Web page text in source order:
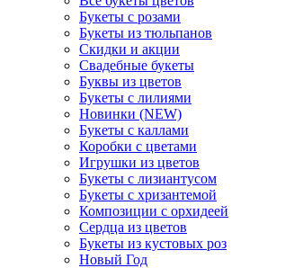
Букеты с розами
Букеты из тюльпанов
Скидки и акции
Свадебные букеты
Буквы из цветов
Букеты с лилиями
Новинки (NEW)
Букеты с каллами
Коробки с цветами
Игрушки из цветов
Букеты с лизиантусом
Букеты с хризантемой
Композиции с орхидеей
Сердца из цветов
Букеты из кустовых роз
Новый Год